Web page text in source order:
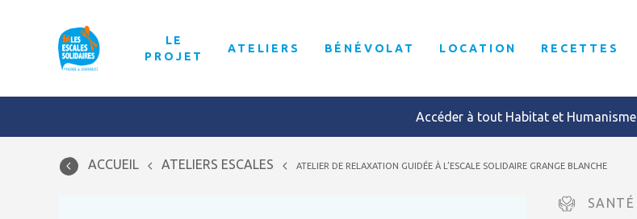
LE
PROJET
ATELIERS BÉNÉVOLAT LOCATION RECETTES
Accéder à tout Habitat et Humanisme
ACCUEIL ATELIERS ESCALES ATELIER DE RELAXATION GUIDÉE À L’ESCALE SOLIDAIRE GRANGE BLANCHE